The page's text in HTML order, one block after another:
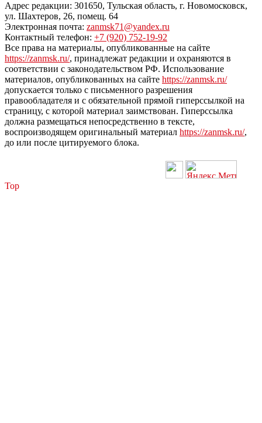
Адрес редакции: 301650, Тульская область, г. Новомосковск,
ул. Шахтеров, 26, помещ. 64
Электронная почта: zanmsk71@yandex.ru
Контактный телефон: +7 (920) 752-19-92
Все права на материалы, опубликованные на сайте
https://zanmsk.ru/, принадлежат редакции и охраняются в
соответствии с законодательством РФ. Использование
материалов, опубликованных на сайте https://zanmsk.ru/
допускается только с письменного разрешения
правообладателя и с обязательной прямой гиперссылкой на
страницу, с которой материал заимствован. Гиперссылка
должна размещаться непосредственно в тексте,
воспроизводящем оригинальный материал https://zanmsk.ru/,
до или после цитируемого блока.
Top